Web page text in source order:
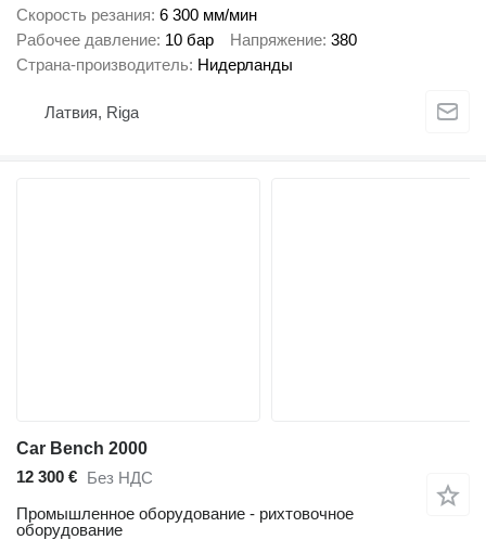
Скорость резания 6 300 мм/мин
Рабочее давление 10 бар Напряжение 380
Страна-производитель Нидерланды
Латвия, Riga
Car Bench 2000
12 300 € Без НДС
Промышленное оборудование - рихтовочное
оборудование